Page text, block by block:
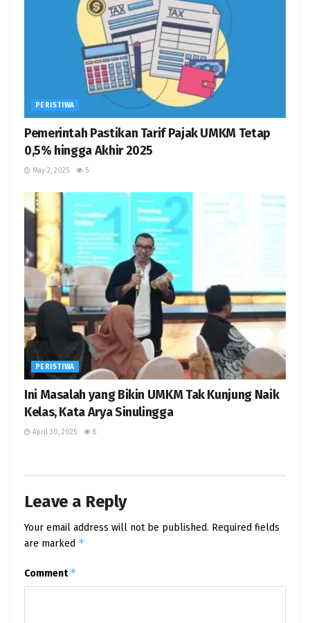
PERISTIWA
Pemerintah Pastikan Tarif Pajak UMKM Tetap
0,5% hingga Akhir 2025
May 2, 2025 5
PERISTIWA
Ini Masalah yang Bikin UMKM Tak Kunjung Naik
Kelas, Kata Arya Sinulingga
April 30, 2025 8
Leave a Reply
Your email address will not be published. Required fields
are marked *
Comment*